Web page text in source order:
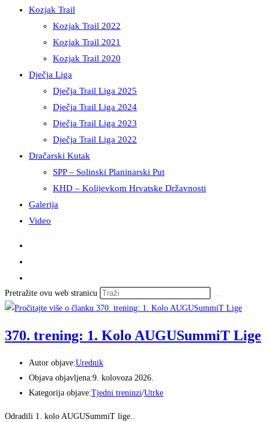
Kozjak Trail
Kozjak Trail 2022
Kozjak Trail 2021
Kozjak Trail 2020
Dječja Liga
Dječja Trail Liga 2025
Dječja Trail Liga 2024
Dječja Trail Liga 2023
Dječja Trail Liga 2022
Dračarski Kutak
SPP – Solinski Planinarski Put
KHD – Kolijevkom Hrvatske Državnosti
Galerija
Video
Pretražite ovu web stranicu
370. trening: 1. Kolo AUGUSummiT Lige
Autor objave:Urednik
Objava objavljena:9. kolovoza 2026.
Kategorija objave:Tjedni treninzi/Utrke
Odradili 1. kolo AUGUSummiT lige..